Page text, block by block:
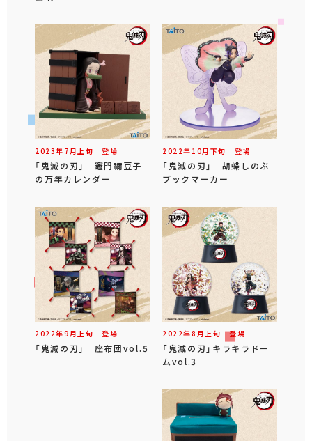
2023年 7 月 上旬 登場
「鬼滅の刃」 竈門禰豆子
の万年カレンダー
2022年 10月 下旬 登場
「鬼滅の刃」 胡蝶しのぶ
ブックマーカー
2022年9 月 上旬 登場
「鬼滅の刃」 座布団vol.5
2022年8 月 上旬 登場
「鬼滅の刃」キラキラドー
ムvol.3